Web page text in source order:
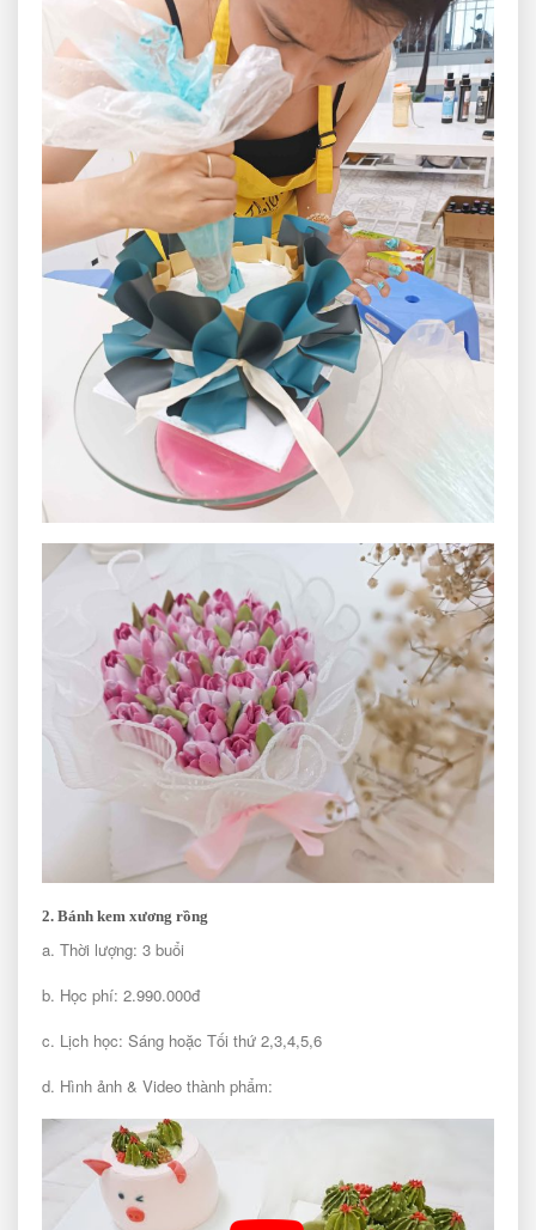
2. Bánh kem xương rồng
a. Thời lượng: 3 buổi
b. Học phí: 2.990.000đ
c. Lịch học: Sáng hoặc Tối thứ 2,3,4,5,6
d. Hình ảnh & Video thành phẩm: